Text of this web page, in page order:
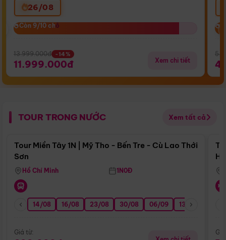
26/08
Còn 9/10 chỗ
Còn 9/10 chỗ
13.999.000đ -14%
11.999.000đ Xem chi tiết
TOUR TRONG NƯỚC Xem tất cả
Điểm nổi bật
Tour Miền Tây 1N | Mỹ Tho - Bến Tre - Cù Lao Thới
Sơn
Hồ Chí Minh 1N0Đ
14/08 16/08 23/08 30/08 06/09 13/09
Giá từ: